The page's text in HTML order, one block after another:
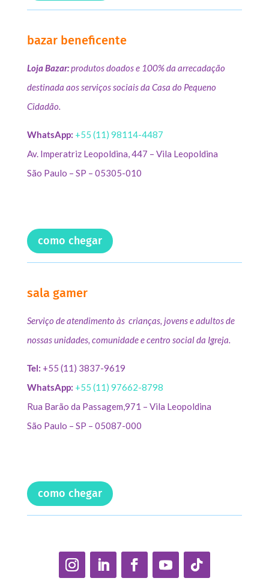
bazar beneficente
Loja Bazar:produtos doados e 100% da arrecadação
destinada aos serviços sociais da Casa do Pequeno
Cidadão.
WhatsApp: +55 (11) 98114-4487
Av. Imperatriz Leopoldina, 447 – Vila Leopoldina
São Paulo – SP – 05305-010
como chegar
sala gamer
Serviço de atendimento às crianças, jovens e adultos de
nossas unidades, comunidade e centro social da Igreja.
Tel: +55 (11) 3837-9619
WhatsApp: +55 (11) 97662-8798
Rua Barão da Passagem,971 – Vila Leopoldina
São Paulo – SP – 05087-000
como chegar